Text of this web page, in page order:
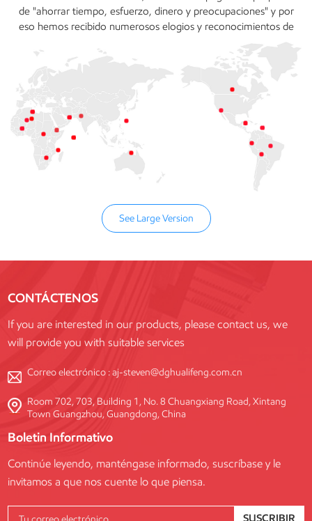
de "ahorrar tiempo, esfuerzo, dinero y preocupaciones" y por
eso hemos recibido numerosos elogios y reconocimientos de
Century Group podría convertirse en una empresa líder en la
industria de la construcción.
See Large Version
CONTÁCTENOS
If you are interested in our products, please contact us, we
will provide you with suitable services
Correo electrónico :aj-steven@dghualifeng.com.cn
Room 702, 703, Building 1, No. 8 Chuangxiang Road, Xintang
Town Guangzhou, Guangdong, China
Boletin Informativo
Continúe leyendo, manténgase informado, suscríbase y le
invitamos a que nos cuente lo que piensa.
SUSCRIBIR